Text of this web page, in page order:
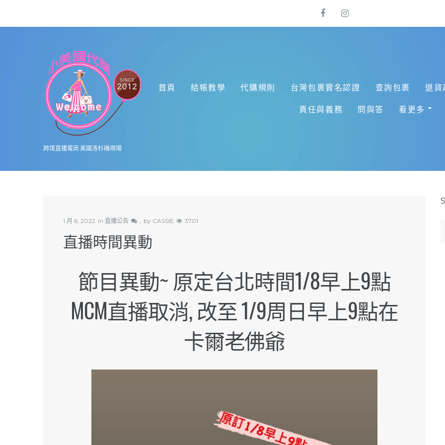
跨境直播電商 美國洛杉磯現場
首頁 結帳教學 代購規則 台灣包裹實名認證 查詢包裹 退貨
責任與義務 問與答 看更多
1 月 6, 2022 in 直播公告 by CASSIE 3701
直播時間異動
節目異動~ 原定台北時間1/8早上9點
MCM直播取消, 改至 1/9周日早上9點在
卡爾老佛爺